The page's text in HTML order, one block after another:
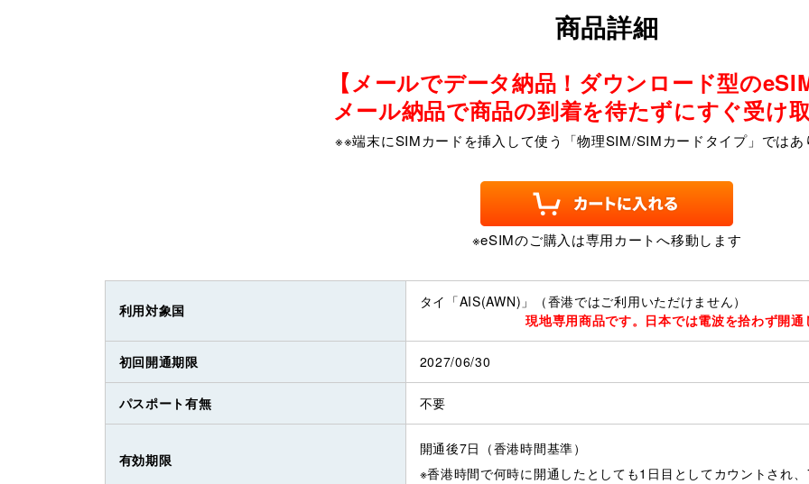
商品詳細
【メールでデータ納品！ダウンロード型の
メール納品で商品の到着を待たずにすぐ受け
※※端末にSIMカードを挿入して使う「物理SIM/SIMカードタイプ」では
※eSIMのご購入は専用カートへ移動します
利用対象国
タイ「AIS(AWN)」（香港ではご利用いただけません）
現地専用商品です。日本では電波を拾わず開通
初回開通期限 2027/06/30
パスポート有無 不要
有効期限
開通後7日（香港時間基準）
※香港時間で何時に開通したとしても1日目としてカウントされ